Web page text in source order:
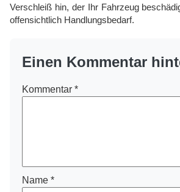
Verschleiß hin, der Ihr Fahrzeug
offensichtlich Handlungsbedarf.
Einen Kommentar
Kommentar *
Name *